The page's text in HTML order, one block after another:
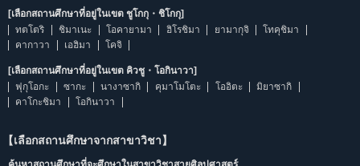
[เลือกสถานศึกษาที่อยู่ในเขต ชูโกกุ・ชิโกกุ]
ทตโตริ
ชิมาเนะ โอคายามา ฮิโรชิมา ยามากุจิ
โทคุชิมา
คากาวา
เอฮิมา โคจิ
[เลือกสถานศึกษาที่อยู่ในเขต คิวชู・โอกินาวา]
ฟุกุโอกะ
ซากะ นางาซากิ คุมาโมโตะ โออิตะ
มิยาซากิ
คาโกะชิมา
โอกินาวา
【เลือกสถานศึกษาจากสาขาวิชา】